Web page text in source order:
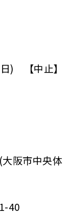
) 【中止】
(大阪市中央体
40